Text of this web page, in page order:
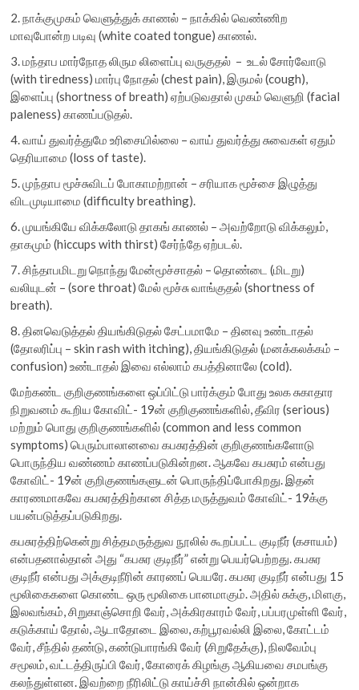
2. நாக்குமுகம் வெளுத்துக் காணல் – நாக்கில் வெண்ணிற
மாவுபோன்ற படிவு (white coated tongue) காணல்.
3. மந்தாப மார்நோத லிரும லிளைப்பு வருகுதல் – உடல் சோர்வோடு
(with tiredness) மார்பு நோதல் (chest pain), இருமல் (cough),
இளைப்பு (shortness of breath) ஏற்படுவதால் முகம் வெளுறி (facial
paleness) காணப்படுதல்.
4. வாய் துவர்த்துமே உரிசையில்லை – வாய் துவர்த்து சுவைகள் ஏதும்
தெரியாமை (loss of taste).
5. முந்தாப மூச்சுவிடப் போகாமற்றான் – சரியாக மூச்சை இழுத்து
விடமுடியாமை (difficulty breathing).
6. முயங்கியே விக்கலோடு தாகங் காணல் – அவற்றோடு விக்கலும்,
தாகமும் (hiccups with thirst) சேர்ந்தே ஏற்படல்.
7. சிந்தாபமிடறு நொந்து மேன்மூச்சாதல் – தொண்டை (மிடறு)
வலியுடன் – (sore throat) மேல் மூச்சு வாங்குதல் (shortness of
breath).
8. தினவெடுத்தல் தியங்கிடுதல் சேட்பமாமே – தினவு உண்டாதல்
(தோலரிப்பு – skin rash with itching), தியங்கிடுதல் (மனக்கலக்கம் –
confusion) உண்டாதல் இவை எல்லாம் கபத்தினாலே (cold).
மேற்கண்ட குறிகுணங்களை ஒப்பிட்டு பார்க்கும் போது உலக சுகாதார
நிறுவனம் கூறிய கோவிட்- 19ன் குறிகுணங்களில், தீவிர (serious)
மற்றும் பொது குறிகுணங்களில் (common and less common
symptoms) பெரும்பாலானவை கபசுரத்தின் குறிகுணங்களோடு
பொருந்திய வண்ணம் காணப்படுகின்றன. ஆகவே கபசுரம் என்பது
கோவிட்- 19ன் குறிகுணங்களுடன் பொருந்திப்போகிறது. இதன்
காரணமாகவே கபசுரத்திற்கான சித்த மருத்துவம் கோவிட்- 19க்கு
பயன்படுத்தப்படுகிறது.
கபசுரத்திற்கென்று சித்தமருத்துவ நூலில் கூறப்பட்ட குடிநீர் (கசாயம்)
என்பதனால்தான் அது “கபசுர குடிநீர்” என்று பெயர்பெற்றது. கபசுர
குடிநீர் என்பது அக்குடிநீரின் காரணப் பெயரே. கபசுர குடிநீர் என்பது 15
மூலிகைகளை கொண்ட ஒரு மூலிகை பானமாகும். அதில் சுக்கு, மிளகு,
இலவங்கம், சிறுகாஞ்சொறி வேர், அக்கிரகாரம் வேர், பப்பரமுள்ளி வேர்,
கடுக்காய் தோல், ஆடாதோடை இலை, கற்பூரவல்லி இலை, கோட்டம்
வேர், சீந்தில் தண்டு, கண்டுபாரங்கி வேர் (சிறுதேக்கு), நிலவேம்பு
சமூலம், வட்டத்திருப்பி வேர், கோரைக் கிழங்கு ஆகியவை சமபங்கு
கலந்துள்ளன. இவற்றை நீரிலிட்டு காய்ச்சி நான்கில் ஒன்றாக